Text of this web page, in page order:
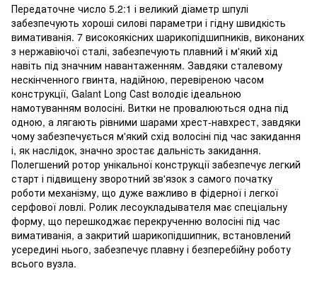
Передаточне число 5.2:1 і великий діаметр шпулі
забезпечують хороші силові параметри і гідну швидкість
вимативанія. 7 високоякісних шарикопідшипників, виконаних
з нержавіючої сталі, забезпечують плавний і м'який хід
навіть під значним навантаженням. Завдяки сталевому
нескінченного гвинта, надійною, перевіреною часом
конструкції, Galant Long Сast володіє ідеальною
намотуванням волосіні. Витки не провалюються одна під
одною, а лягають рівними шарами хрест-навхрест, завдяки
чому забезпечується м'який схід волосіні під час закидання
і, як наслідок, значно зростає дальність закидання.
Полегшений ротор унікальної конструкції забезпечує легкий
старт і підвищену зворотний зв'язок з самого початку
роботи механізму, що дуже важливо в фідерної і легкої
серфової ловлі. Ролик лесоукладывателя має спеціальну
форму, що перешкоджає перекрученню волосіні під час
вимативанія, а закритий шарикопідшипник, встановлений
усередині нього, забезпечує плавну і безперебійну роботу
всього вузла.